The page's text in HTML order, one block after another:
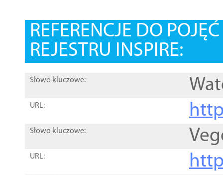
REFERENCJE DO
REJESTRU INSPIRE:
Słowo kluczowe:
URL:
Słowo kluczowe:
URL: